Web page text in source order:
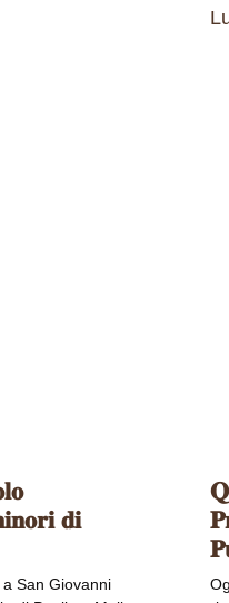
𝐝𝐢
San Giovanni